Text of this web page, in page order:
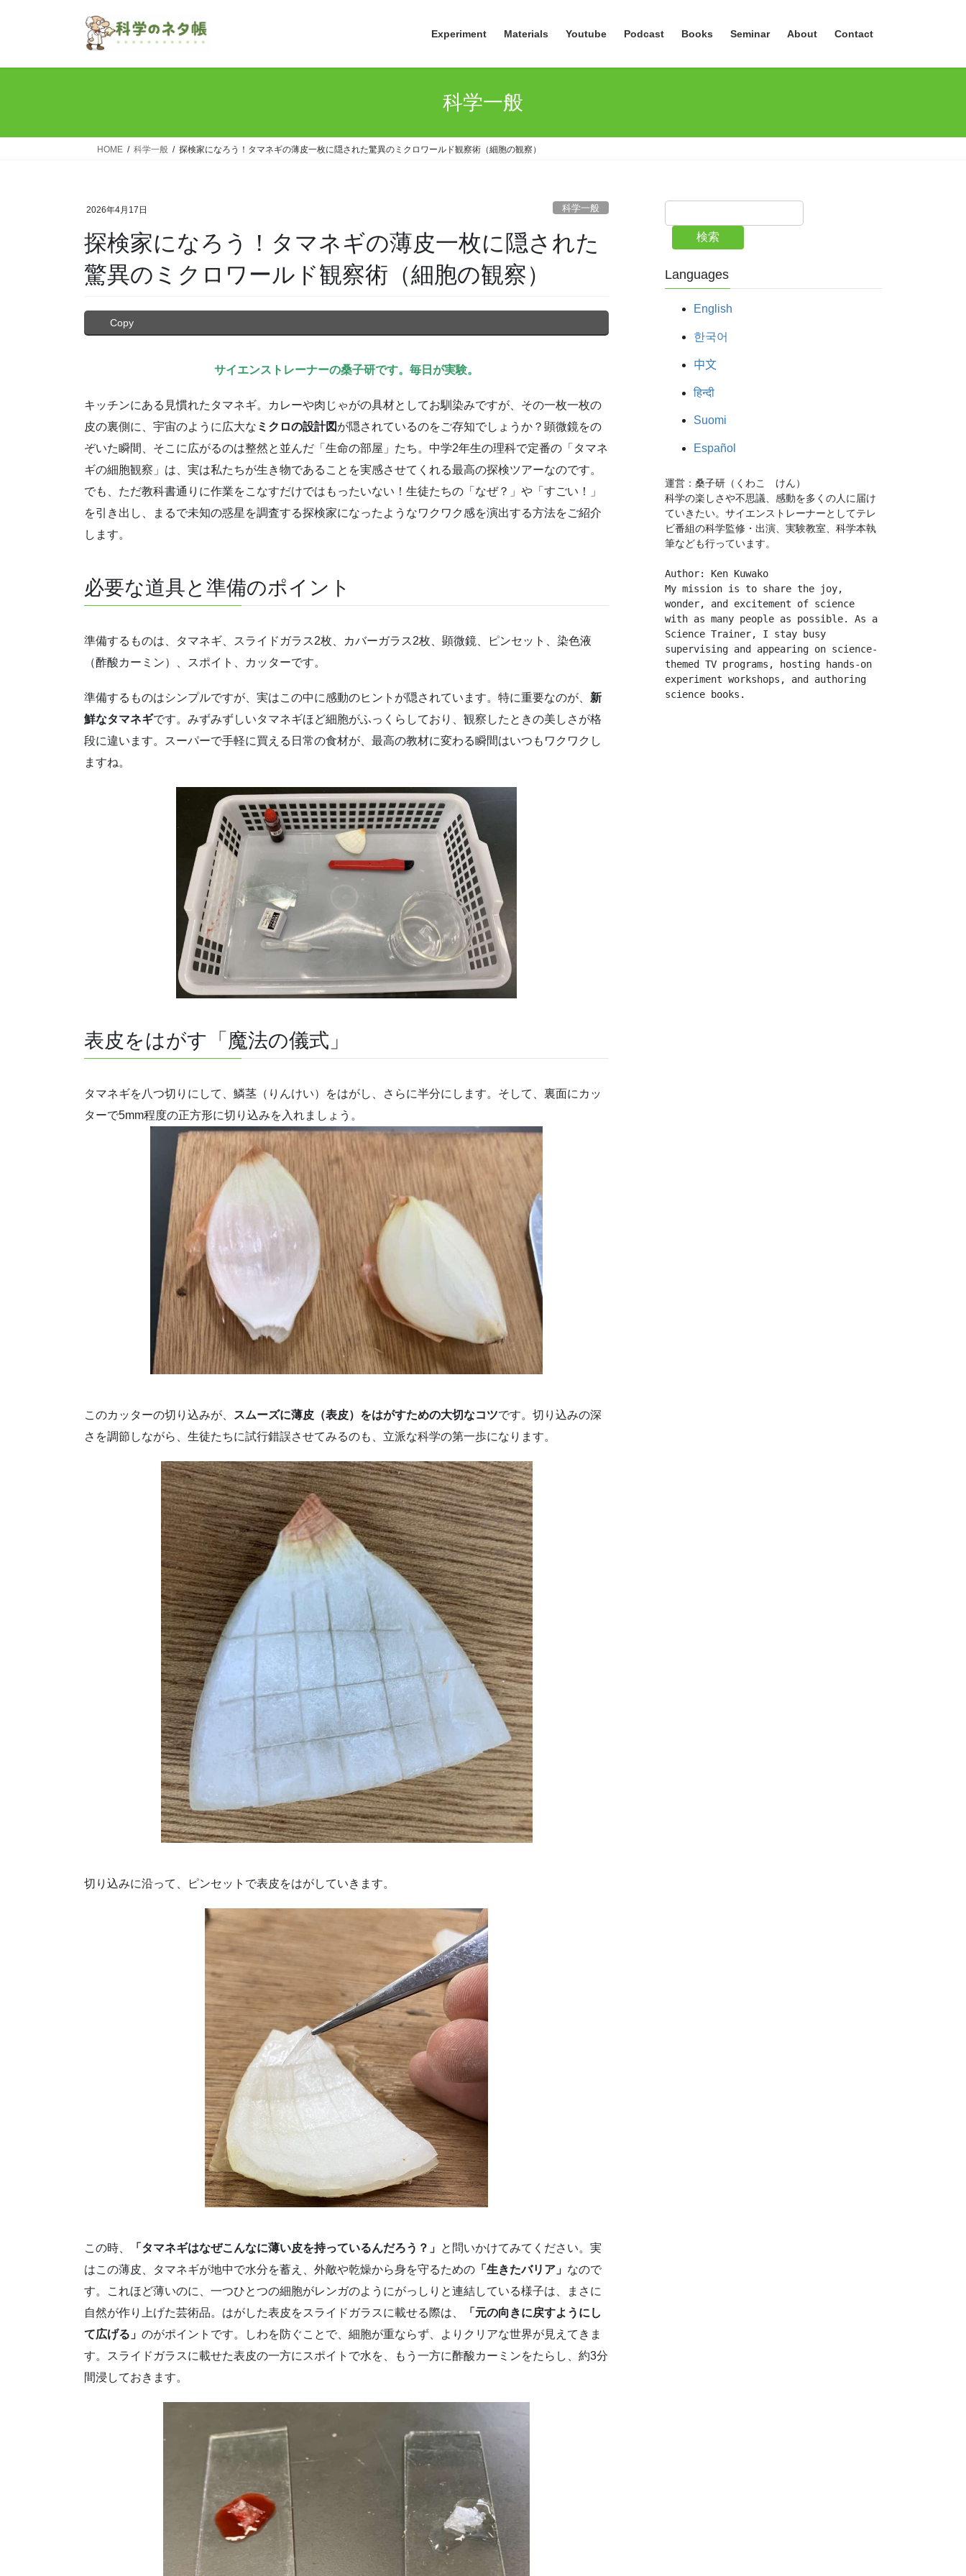
Experiment Materials Youtube Podcast Books Seminar About Contact
科学一般
HOME 科学一般 探検家になろう！タマネギの薄皮一枚に隠された驚異のミクロワールド観察術（細胞の観察）
2026年4月17日 科学一般
探検家になろう！タマネギの薄皮一枚に隠された
驚異のミクロワールド観察術（細胞の観察）
Copy
サイエンストレーナーの桑子研です。毎日が実験。
キッチンにある見慣れたタマネギ。カレーや肉じゃがの具材としてお馴染みですが、その一枚一枚の
皮の裏側に、宇宙のように広大な ミクロの設計図 が隠されているのをご存知でしょうか？顕微鏡をの
ぞいた瞬間、そこに広がるのは整然と並んだ「生命の部屋」たち。中学2年生の理科で定番の「タマネ
ギの細胞観察」は、実は私たちが生き物であることを実感させてくれる最高の探検ツアーなのです。
でも、ただ教科書通りに作業をこなすだけではもったいない！生徒たちの「なぜ？」や「すごい！」
を引き出し、まるで未知の惑星を調査する探検家になったようなワクワク感を演出する方法をご紹介
します。
必要な道具と準備のポイント
準備するものは、タマネギ、スライドガラス2枚、カバーガラス2枚、顕微鏡、ピンセット、染色液
（酢酸カーミン）、スポイト、カッターです。
準備するものはシンプルですが、実はこの中に感動のヒントが隠されています。特に重要なのが、 新
鮮なタマネギです。みずみずしいタマネギほど細胞がふっくらしており、観察したときの美しさが格
段に違います。スーパーで手軽に買える日常の食材が、最高の教材に変わる瞬間はいつもワクワクし
ますね。
表皮をはがす「魔法の儀式」
タマネギを八つ切りにして、鱗茎（りんけい）をはがし、さらに半分にします。そして、裏面にカッ
ターで5mm程度の正方形に切り込みを入れましょう。
このカッターの切り込みが、 スムーズに薄皮（表皮）をはがすための大切なコツです。切り込みの深
さを調節しながら、生徒たちに試行錯誤させてみるのも、立派な科学の第一歩になります。
切り込みに沿って、ピンセットで表皮をはがしていきます。
この時、 「タマネギはなぜこんなに薄い皮を持っているんだろう？」 と問いかけてみてください。実
はこの薄皮、タマネギが地中で水分を蓄え、外敵や乾燥から身を守るための 「生きたバリア」 なので
す。これほど薄いのに、一つひとつの細胞がレンガのようにがっしりと連結している様子は、まさに
自然が作り上げた芸術品。はがした表皮をスライドガラスに載せる際は、
「元の向きに戻すようにし
て広げる」 のがポイントです。しわを防ぐことで、細胞が重ならず、よりクリアな世界が見えてきま
す。スライドガラスに載せた表皮の一方にスポイトで水を、もう一方に酢酸カーミンをたらし、約3分
間浸しておきます。
検索
Languages
English
한국어
中文
हिन्दी
Suomi
Español
運営：桑子研（くわこ　けん）
科学の楽しさや不思議、感動を多くの人に届け
ていきたい。サイエンストレーナーとしてテレ
ビ番組の科学監修・出演、実験教室、科学本執
筆なども行っています。
Author: Ken Kuwako
My mission is to share the joy,
wonder, and excitement of science
with as many people as possible. As a
Science Trainer, I stay busy
supervising and appearing on science-
themed TV programs, hosting hands-on
experiment workshops, and authoring
science books.